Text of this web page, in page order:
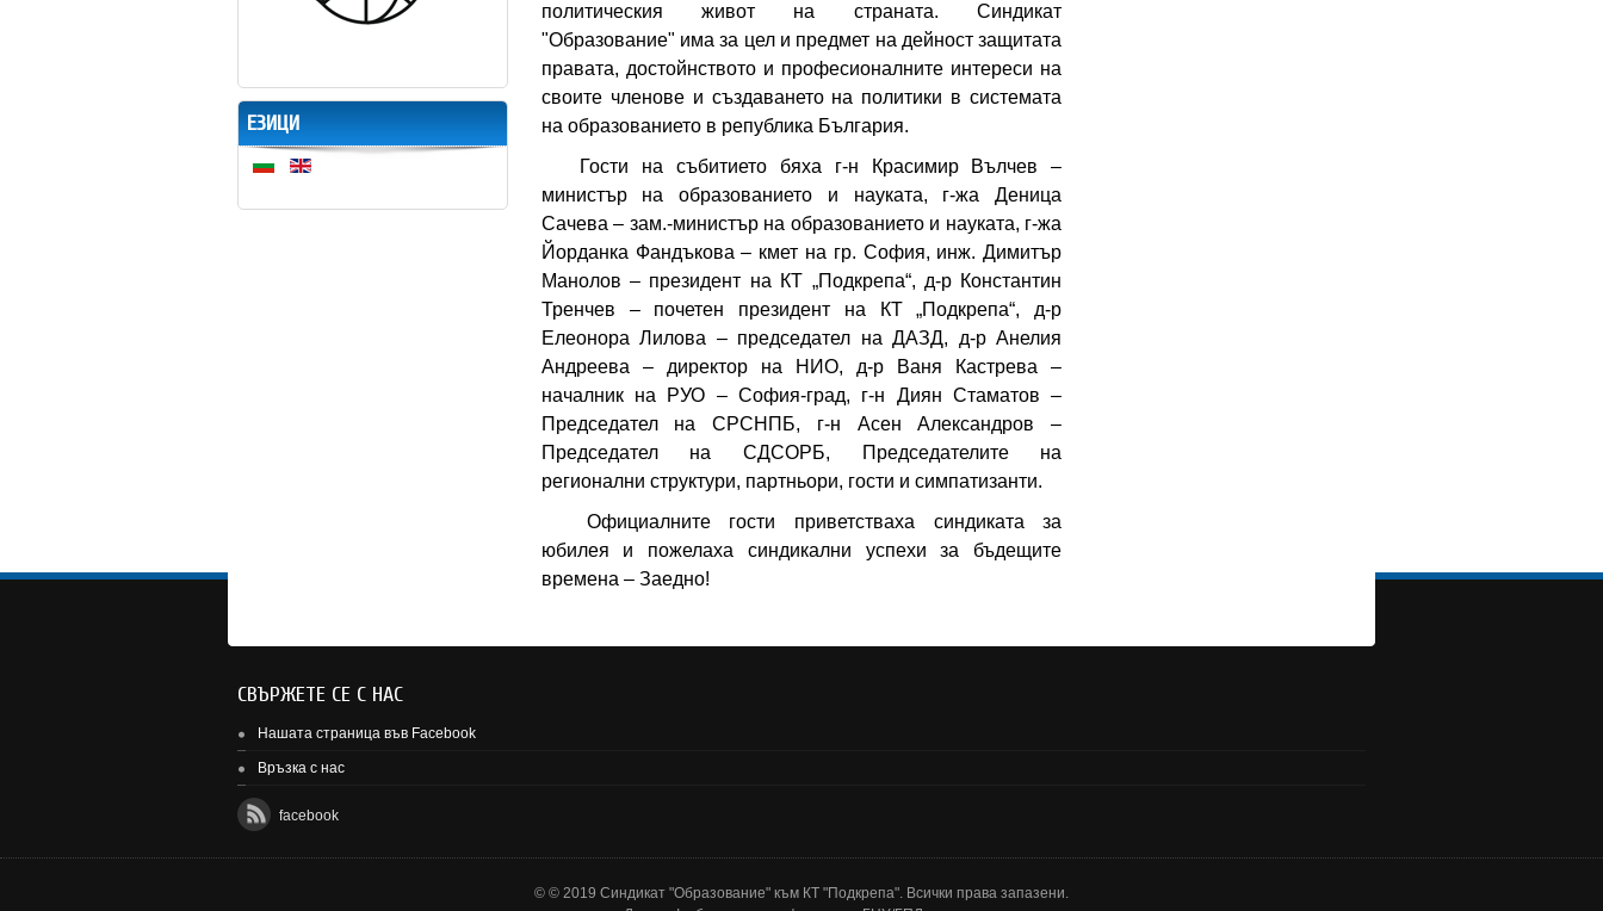
политическия живот на страната. Синдикат
"Образование" има за цел и предмет на дейност защитата
правата, достойнството и професионалните интереси на
своите членове и създаването на политики в системата
на образованието в република България.
Гости на събитието бяха г-н Красимир Вълчев –
министър на образованието и науката, г-жа Деница
Сачева – зам.-министър на образованието и науката, г-жа
Йорданка Фандъкова – кмет на гр. София, инж. Димитър
Манолов – президент на КТ „Подкрепа“, д-р Константин
Тренчев – почетен президент на КТ „Подкрепа“, д-р
Елеонора Лилова – председател на ДАЗД, д-р Анелия
Андреева – директор на НИО, д-р Ваня Кастрева –
началник на РУО – София-град, г-н Диян Стаматов –
Председател на СРСНПБ, г-н Асен Александров –
Председател на СДСОРБ, Председателите на
регионални структури, партньори, гости и симпатизанти.
Официалните гости приветстваха синдиката за
юбилея и пожелаха синдикални успехи за бъдещите
времена – Заедно!
ЕЗИЦИ
СВЪРЖЕТЕ СЕ С НАС
Нашата страница във Facebook
Връзка с нас
facebook
© © 2019 Синдикат "Образование" към КТ "Подкрепа". Всички права запазени.